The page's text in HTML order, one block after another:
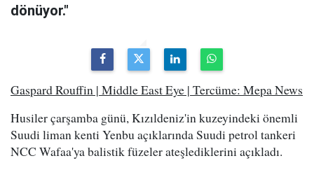
dönüyor."
Gaspard Rouffin | Middle East Eye | Tercüme: Mepa News
Husiler çarşamba günü, Kızıldeniz'in kuzeyindeki önemli
Suudi liman kenti Yenbu açıklarında Suudi petrol tankeri
NCC Wafaa'ya balistik füzeler ateşlediklerini açıkladı.